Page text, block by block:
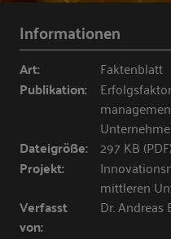
Informationen
Art: Faktenblatt
Publikation:
Dateigröße: 297 KB (PDF)
Projekt:
mittleren
Verfasst
von:
Dr. Andreas